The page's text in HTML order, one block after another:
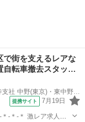
で街を支えるレアな
自転車撤去スタッ…
シンテイ警備株式会社 吉祥寺支社 中野(東京)・東中野・中野坂上(23)エリア/A3203200118
提携サイト 7月19日